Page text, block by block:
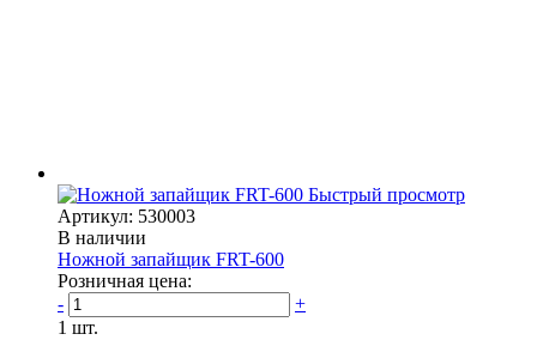
Быстрый просмотр
Артикул: 530003
В наличии
Ножной запайщик FRT-600
Розничная цена:
-
+
1 шт.